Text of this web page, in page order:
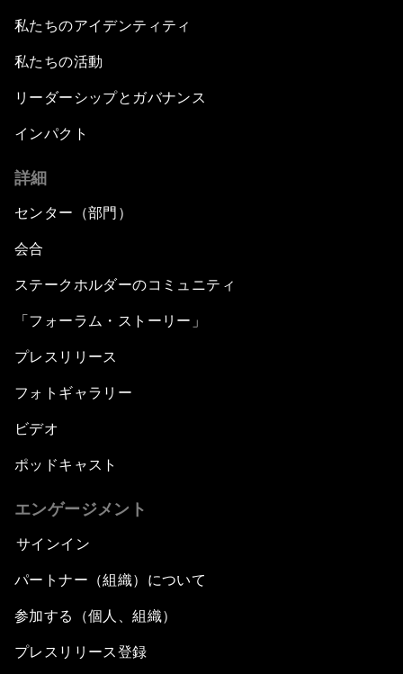
私たちのアイデンティティ
私たちの活動
リーダーシップとガバナンス
インパクト
詳細
センター（部門）
会合
ステークホルダーのコミュニティ
「フォーラム・ストーリー」
プレスリリース
フォトギャラリー
ビデオ
ポッドキャスト
エンゲージメント
サインイン
パートナー（組織）について
参加する（個人、組織）
プレスリリース登録